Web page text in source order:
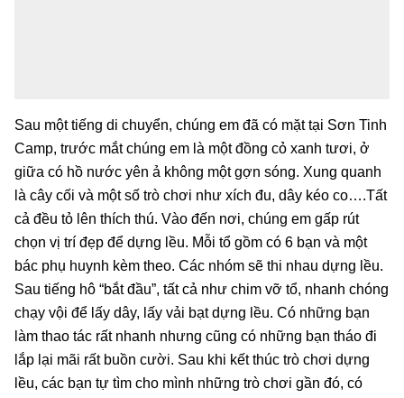
Sau một tiếng di chuyển, chúng em đã có mặt tại Sơn Tinh
Camp, trước mắt chúng em là một đồng cỏ xanh tươi, ở
giữa có hồ nước yên ả không một gợn sóng. Xung quanh
là cây cối và một số trò chơi như xích đu, dây kéo co….Tất
cả đều tỏ lên thích thú. Vào đến nơi, chúng em gấp rút
chọn vị trí đẹp để dựng lều. Mỗi tổ gồm có 6 bạn và một
bác phụ huynh kèm theo. Các nhóm sẽ thi nhau dựng lều.
Sau tiếng hô “bắt đầu”, tất cả như chim vỡ tổ, nhanh chóng
chạy vội để lấy dây, lấy vải bạt dựng lều. Có những bạn
làm thao tác rất nhanh nhưng cũng có những bạn tháo đi
lắp lại mãi rất buồn cười. Sau khi kết thúc trò chơi dựng
lều, các bạn tự tìm cho mình những trò chơi gần đó, có